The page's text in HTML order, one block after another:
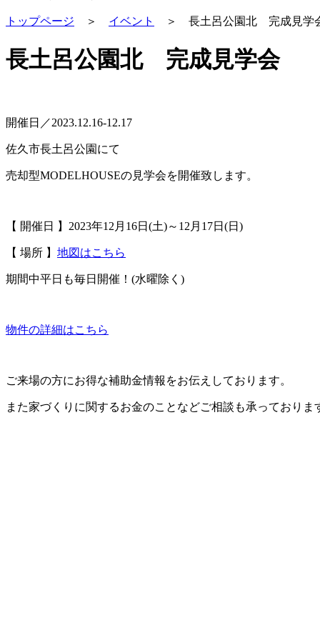
トップページ ＞ イベント ＞ 長土呂公園北 完成見学
長土呂公園北 完成見学会
開催日／2023.12.16-12.17
佐久市長土呂公園にて
売却型MODELHOUSEの見学会を開催致します。
【 開催日 】2023年12月16日(土)～12月17日(日)
【 場所 】 地図はこちら
期間中平日も毎日開催！(水曜除く)
物件の詳細はこちら
ご来場の方にお得な補助金情報をお伝えしております。
また家づくりに関するお金のことなどご相談も承っておりま